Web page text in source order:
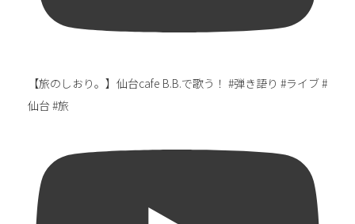
【旅のしおり。】仙台cafe B.B.で歌う！ #弾き語り #ライブ #
仙台 #旅